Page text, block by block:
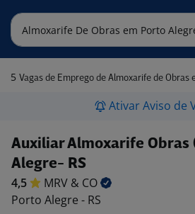
5 Vagas de Emprego de Almoxarife de Obras em
Ativar Aviso de
Auxiliar Almoxarife Obras
Alegre- RS
4,5 MRV & CO
Porto Alegre - RS